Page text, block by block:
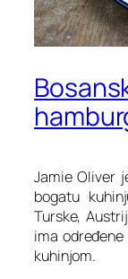
Jamie Oliver
bogatu
Turske,
ima
kuhinjom.